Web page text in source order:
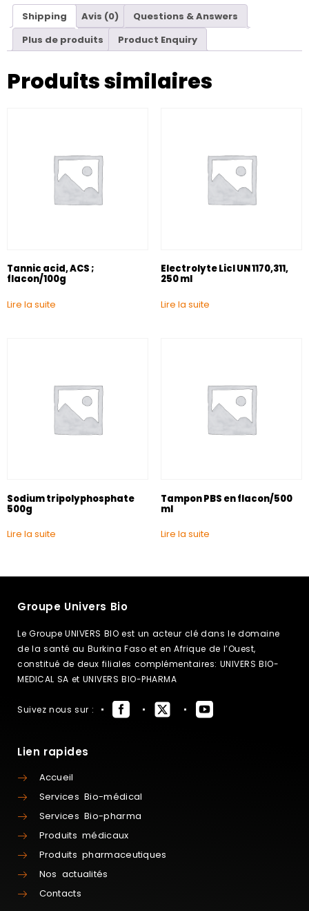
Shipping Avis (0)
Questions & Answers
Plus de produits
Product Enquiry
Produits similaires
Tannic acid, ACS ;
flacon/100g
Lire la suite
Electrolyte Licl UN 1170,311,
250 ml
Lire la suite
Sodium tripolyphosphate
500g
Lire la suite
Tampon PBS en flacon/500
ml
Lire la suite
Groupe Univers Bio
Le Groupe UNIVERS BIO est un acteur clé dans le domaine
de la santé au Burkina Faso et en Afrique de l’Ouest,
constitué de deux filiales complémentaires: UNIVERS BIO-
MEDICAL SA et UNIVERS BIO-PHARMA
Suivez nous sur :
Lien rapides
Accueil
Services Bio-médical
Services Bio-pharma
Produits médicaux
Produits pharmaceutiques
Nos actualités
Contacts